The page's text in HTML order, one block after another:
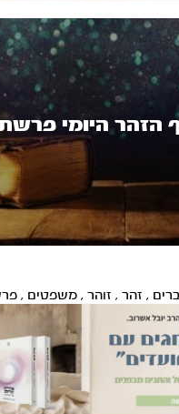
הזהר היומי
, זהר , זוהר , משפטים ,